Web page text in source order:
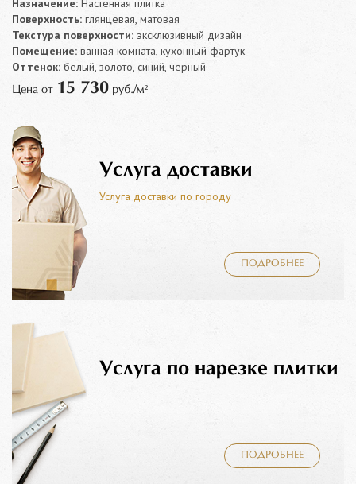
Назначение: Настенная плитка
Поверхность: глянцевая, матовая
Текстура поверхности: эксклюзивный дизайн
Помещение: ванная комната, кухонный фартук
Оттенок: белый, золото, синий, черный
Цена от 15 730 руб./м²
Услуга доставки
Услуга доставки по городу
ПОДРОБНЕЕ
Услуга по нарезке плитки
ПОДРОБНЕЕ